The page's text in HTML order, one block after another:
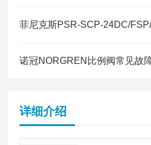
菲尼克斯PSR-SCP-24DC/
诺冠NORGREN比例阀常见故
详细介绍